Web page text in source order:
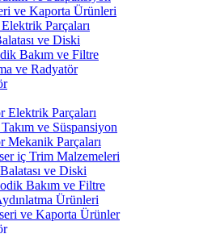
ve Kaporta Ürünleri
Parçaları
ve Diski
Bakım ve Filtre
ve Radyatör
Elektrik Parçaları
ve Süspansiyon
Mekanik Parçaları
iç Trim Malzemeleri
ve Diski
Bakım ve Filtre
Ürünleri
ve Kaporta Ürünler